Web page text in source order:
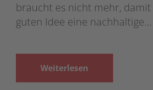
braucht es nicht mehr,
guten Idee eine nachhaltige…
Weiterlesen